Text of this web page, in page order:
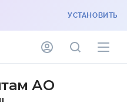
УСТАНОВИТЬ
АО